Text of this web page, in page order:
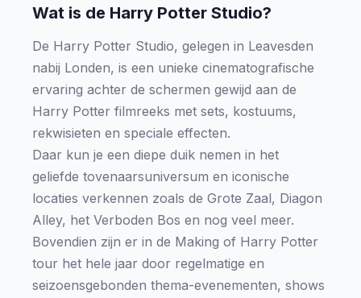
Wat is de Harry Potter Studio?
De Harry Potter Studio, gelegen in Leavesden
nabij Londen, is een unieke cinematografische
ervaring achter de schermen gewijd aan de
Harry Potter filmreeks met sets, kostuums,
rekwisieten en speciale effecten.
Daar kun je een diepe duik nemen in het
geliefde tovenaarsuniversum en iconische
locaties verkennen zoals de Grote Zaal, Diagon
Alley, het Verboden Bos en nog veel meer.
Bovendien zijn er in de Making of Harry Potter
tour het hele jaar door regelmatige en
seizoensgebonden thema-evenementen, shows